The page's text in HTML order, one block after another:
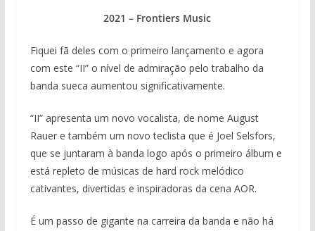
2021 – Frontiers Music
Fiquei fã deles com o primeiro lançamento e agora
com este “II” o nível de admiração pelo trabalho da
banda sueca aumentou significativamente.
“II” apresenta um novo vocalista, de nome August
Rauer e também um novo teclista que é Joel Selsfors,
que se juntaram à banda logo após o primeiro álbum e
está repleto de músicas de hard rock melódico
cativantes, divertidas e inspiradoras da cena AOR.
É um passo de gigante na carreira da banda e não há